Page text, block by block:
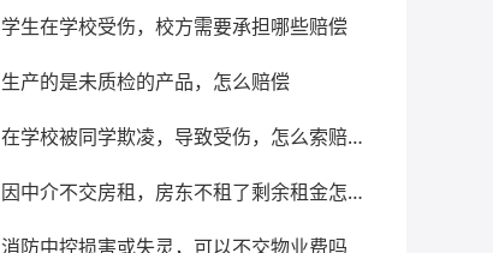
学生在学校受伤，校方需要承担哪些赔偿
生产的是未质检的产品，怎么赔偿
在学校被同学欺凌，导致受伤，怎么索赔赔
因中介不交房租，房东不租了剩余租金怎么
消防中控损害或失灵，可以不交物业费吗